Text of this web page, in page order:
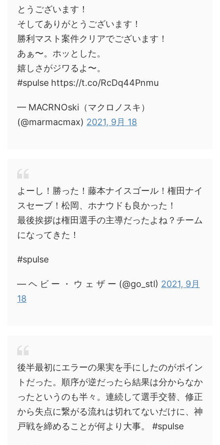
とうございます！
そしてありがとうございます！
勝利マスト案件クリアでございます！
あぁ〜。ホッとした。
嬉しさがジワるよ〜。
#spulse https://t.co/RcDq44Pnmu
— MACRNOski（マクロノスキ）
(@marmacmax) 2021, 9月 18
よーし！勝った！藤本ナイスゴール！権田ナイ
スセーブ！松岡、ホナウドも良かった！
最後挨拶は権田選手の主導だったよね？チーム
になってきた！
#spulse
— ヘ ビ ー ・ ウ ェ ザ ー (@go_stl) 2021, 9月
18
後半最初にエラーの果実を手にしたのがポイン
トだった。順序が逆だったら結果は分からなか
ったというのも半々。連続して選手交替、修正
から失点に繋がる流れは切れてないだけに、神
戸戦を締めることが何より大事。 #spulse